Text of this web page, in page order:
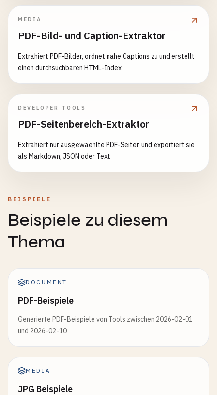
MEDIA
PDF-Bild- und Caption-Extraktor
Extrahiert PDF-Bilder, ordnet nahe Captions zu und erstellt
einen durchsuchbaren HTML-Index
DEVELOPER TOOLS
PDF-Seitenbereich-Extraktor
Extrahiert nur ausgewaehlte PDF-Seiten und exportiert sie
als Markdown, JSON oder Text
BEISPIELE
Beispiele zu diesem
Thema
DOCUMENT
PDF-Beispiele
Generierte PDF-Beispiele von Tools zwischen 2026-02-01
und 2026-02-10
MEDIA
JPG Beispiele